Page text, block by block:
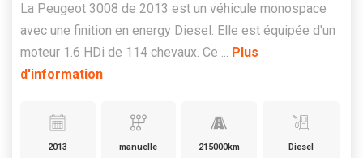
La Peugeot 3008 de 2013 est un véhicule monospace
avec une finition en energy Diesel. Elle est équipée d'un
moteur 1.6 HDi de 114 chevaux. Ce ... Plus
d'information
2013 manuelle 215000km Diesel